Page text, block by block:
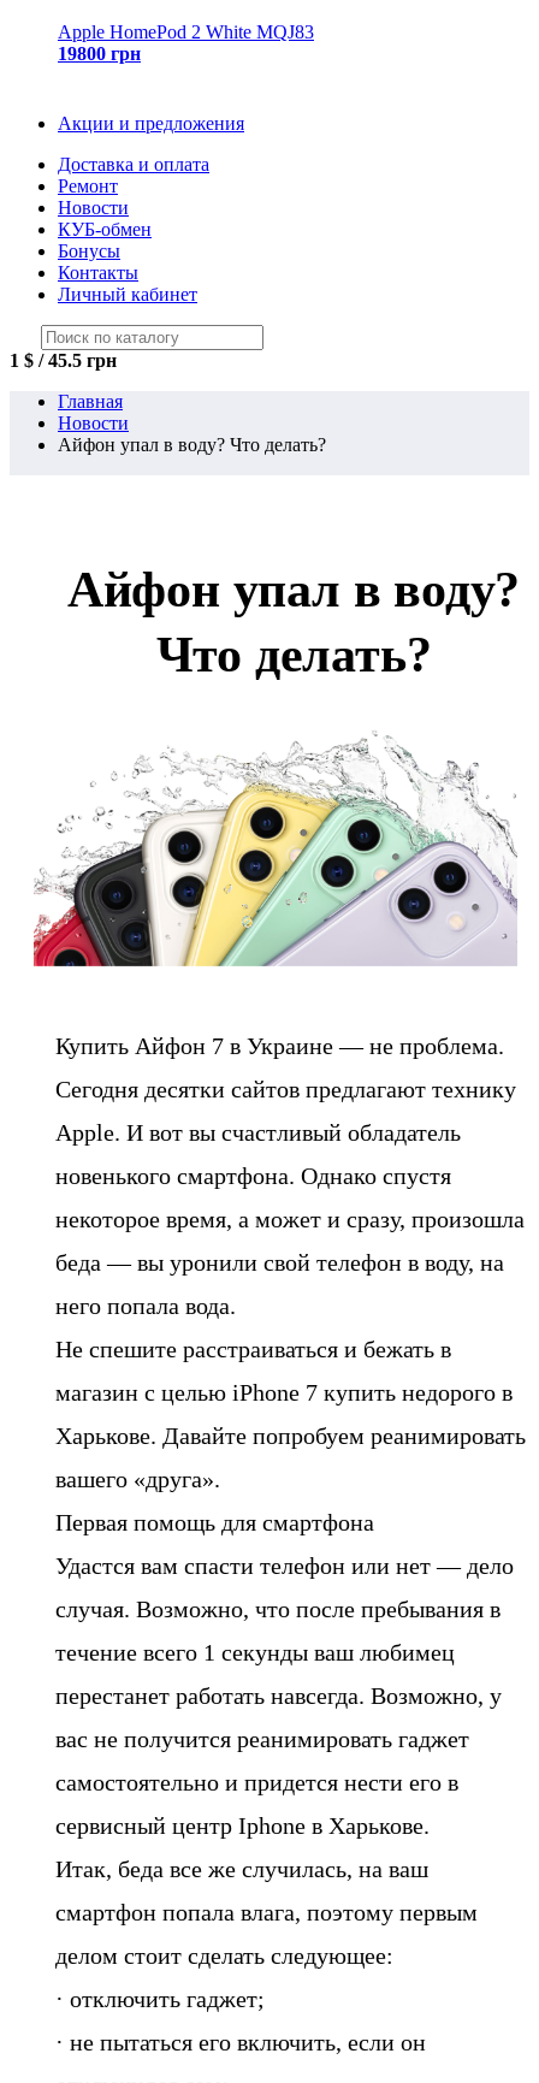
Apple HomePod 2 White MQJ83
19800 грн
Акции и предложения
Доставка и оплата
Ремонт
Новости
КУБ-обмен
Бонусы
Контакты
Личный кабинет
1 $ / 45.5 грн
Главная
Новости
Айфон упал в воду? Что делать?
Айфон упал в воду?
Что делать?
Купить Айфон 7 в Украине — не проблема.
Сегодня десятки сайтов предлагают технику
Apple. И вот вы счастливый обладатель
новенького смартфона. Однако спустя
некоторое время, а может и сразу, произошла
беда — вы уронили свой телефон в воду, на
него попала вода.
Не спешите расстраиваться и бежать в
магазин с целью iPhone 7 купить недорого в
Харькове. Давайте попробуем реанимировать
вашего «друга».
Первая помощь для смартфона
Удастся вам спасти телефон или нет — дело
случая. Возможно, что после пребывания в
течение всего 1 секунды ваш любимец
перестанет работать навсегда. Возможно, у
вас не получится реанимировать гаджет
самостоятельно и придется нести его в
сервисный центр Iphone в Харькове.
Итак, беда все же случилась, на ваш
смартфон попала влага, поэтому первым
делом стоит сделать следующее:
· отключить гаджет;
· не пытаться его включить, если он